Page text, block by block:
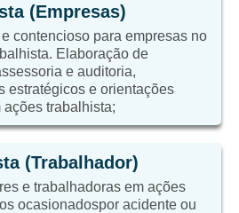
(Empresas)
contencioso para empresas no
Elaboração de
e auditoria,
estratégicos e orientações
trabalhista;
(Trabalhador)
e trabalhadoras em ações
ocasionadospor acidente ou